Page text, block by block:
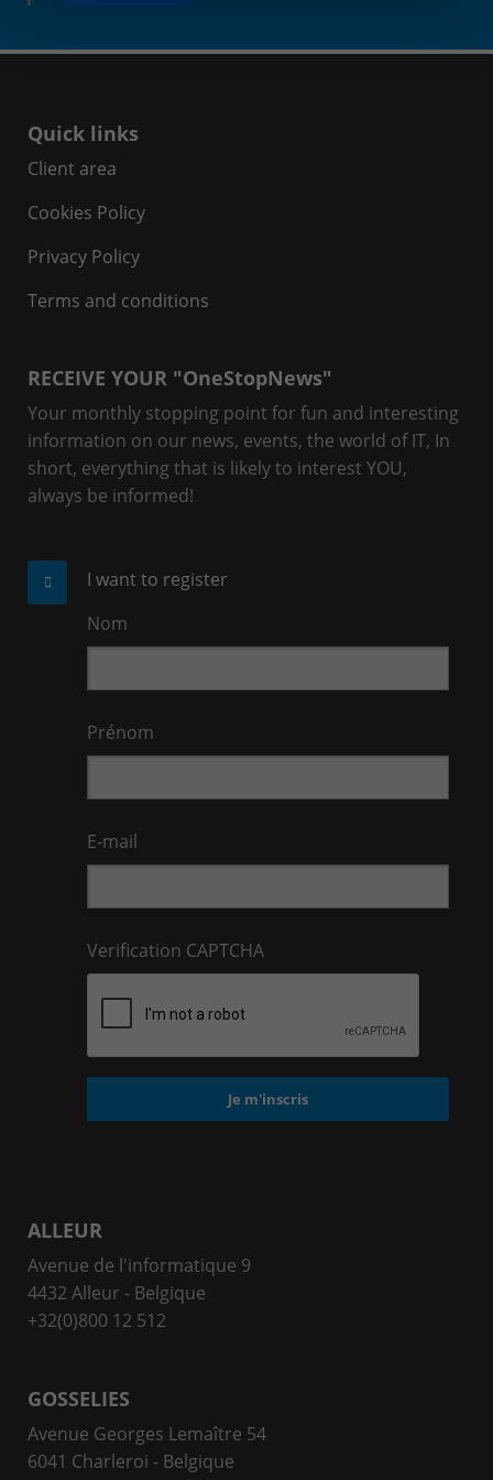
Quick links
Client area
Cookies Policy
Privacy Policy
Terms and conditions
RECEIVE YOUR "OneStopNews"
Your monthly stopping point for fun and interesting
information on our news, events, the world of IT, In
short, everything that is likely to interest YOU,
always be informed!
I want to register
Nom
Prénom
E-mail
Verification CAPTCHA
ALLEUR
Avenue de l'informatique 9
4432 Alleur - Belgique
+32(0)800 12 512
GOSSELIES
Avenue Georges Lemaître 54
6041 Charleroi - Belgique